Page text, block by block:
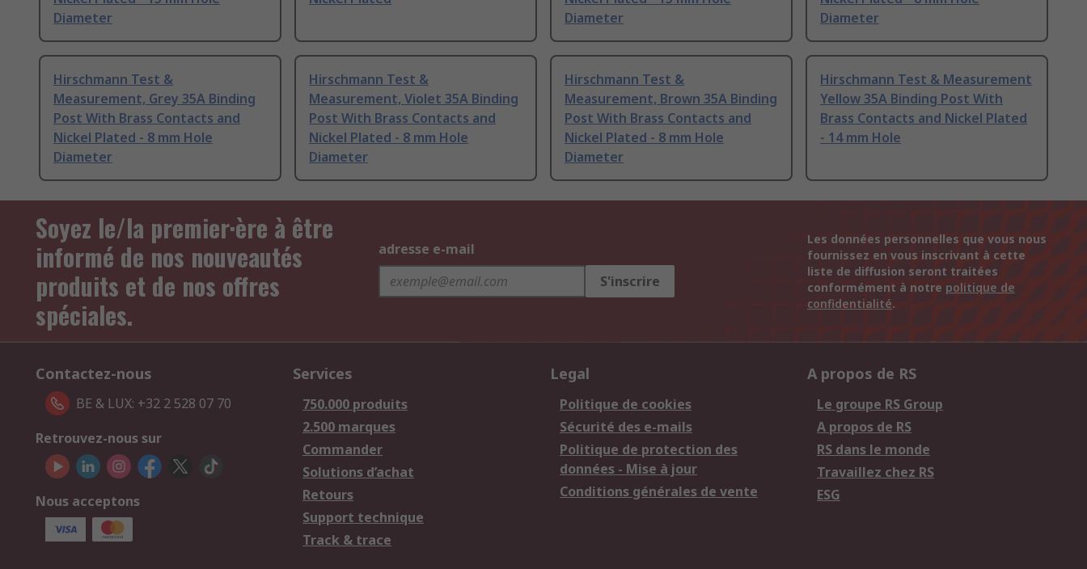
Diameter
Diameter
Diameter
Hirschmann Test &
Measurement, Grey 35A Binding
Post With Brass Contacts and
Nickel Plated - 8 mm Hole
Diameter
Hirschmann Test &
Measurement, Violet 35A Binding
Post With Brass Contacts and
Nickel Plated - 8 mm Hole
Diameter
Hirschmann Test &
Measurement, Brown 35A Binding
Post With Brass Contacts and
Nickel Plated - 8 mm Hole
Diameter
Hirschmann Test & Measurement
Yellow 35A Binding Post With
Brass Contacts and Nickel Plated
- 14 mm Hole
Soyez le/la premier·ère à être
informé de nos nouveautés
produits et de nos offres
spéciales.
adresse e-mail
S'inscrire
Les données personnelles que vous nous
fournissez en vous inscrivant à cette
liste de diffusion seront traitées
conformément à notre politique de
confidentialité.
Contactez-nous
BE & LUX: +32 2 528 07 70
Retrouvez-nous sur
Nous acceptons
Services
750.000 produits
2.500 marques
Commander
Solutions d’achat
Retours
Support technique
Track & trace
Legal
Politique de cookies
Sécurité des e-mails
Politique de protection des
données - Mise à jour
Conditions générales de vente
A propos de RS
Le groupe RS Group
A propos de RS
RS dans le monde
Travaillez chez RS
ESG